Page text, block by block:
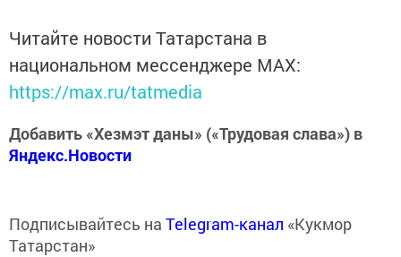
Читайте новости Татарстана в
национальном мессенджере MАХ:
https://max.ru/tatmedia
Добавить «Хезмэт даны» («Трудовая слава») в
Яндекс.Новости
Подписывайтесь на Telegram-канал «Кукмор
Татарстан»